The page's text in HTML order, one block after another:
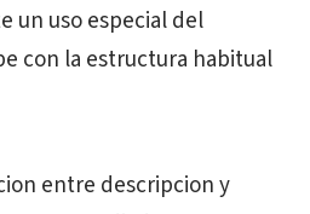
un uso especial del
con la estructura habitual
entre descripcion y